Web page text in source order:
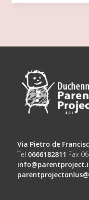
Via Pietro de
Tel 0666182811 Fax